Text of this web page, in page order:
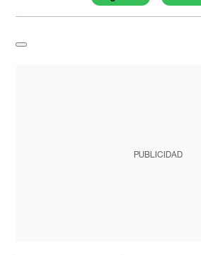
PUBLICIDAD